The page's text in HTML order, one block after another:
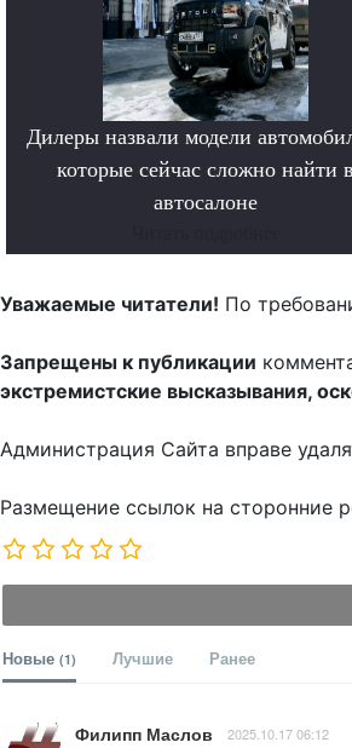
Дилеры назвали модели
которые сейчас сложно найти в
автосалоне
Уважаемые читатели! По
Запрещены к публикации
экстремистские высказывания,
Администрация Сайта вправе
Размещение ссылок на сторонние
Новые (1) Лучшие Ранее
Филипп Маслов 2025.10.17 06:12